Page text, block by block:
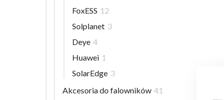
FoxESS 12
Solplanet 3
Deye 4
Huawei 1
SolarEdge 3
Akcesoria do falowników 41